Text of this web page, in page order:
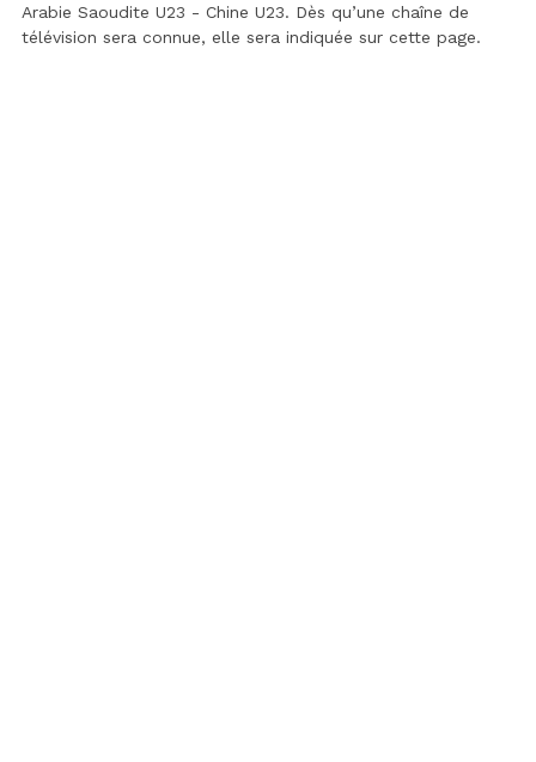
Arabie Saoudite U23 - Chine U23. Dès qu’une chaîne de
télévision sera connue, elle sera indiquée sur cette page.